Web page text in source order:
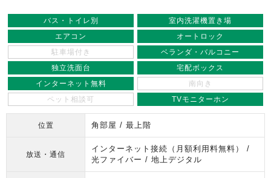
バス・トイレ別
室内洗濯機置き場
エアコン
オートロック
駐車場付き
ベランダ・バルコニー
独立洗面台
宅配ボックス
インターネット無料
南向き
ペット相談可
TVモニターホン
位置 角部屋 / 最上階
放送・通信
インターネット接続（月額利用料無料） /
光ファイバー / 地上デジタル